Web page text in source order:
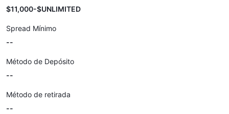
$11,000-$UNLIMITED
Spread Mínimo
--
Método de Depósito
--
Método de retirada
--